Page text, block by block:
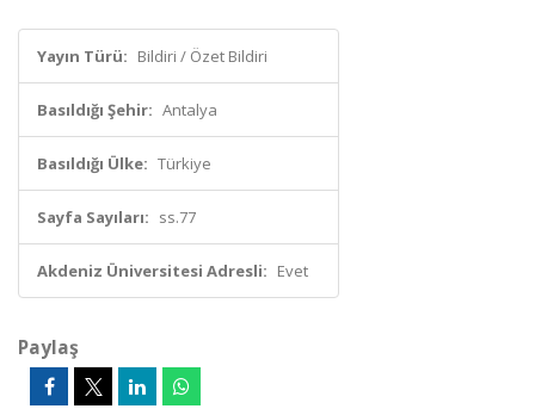
Yayın Türü: Bildiri / Özet Bildiri
Basıldığı Şehir: Antalya
Basıldığı Ülke: Türkiye
Sayfa Sayıları: ss.77
Akdeniz Üniversitesi Adresli: Evet
Paylaş